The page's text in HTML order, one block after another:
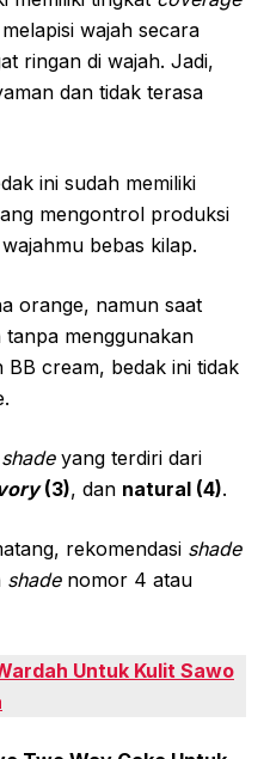
wajah secara
ringan di wajah. Jadi,
dan tidak terasa
ini sudah memiliki
mengontrol produksi
bebas kilap.
orange, namun saat
tanpa menggunakan
cream, bedak ini tidak
shadeyang terdiri dari
(3), dan natural (4).
rekomendasi shade
shadenomor 4 atau
Untuk Kulit Sawo